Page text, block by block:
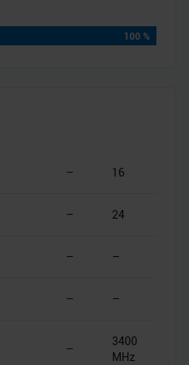
100 %
– 16
– 24
– –
– –
–
3400
MHz